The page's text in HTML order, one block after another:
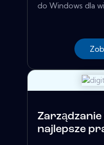
do Windows dla
najlepsze